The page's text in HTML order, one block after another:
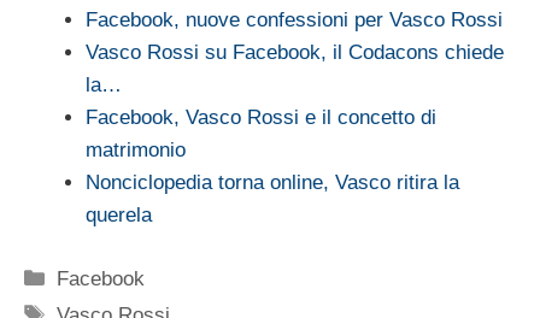
Facebook, nuove confessioni per Vasco Rossi
Vasco Rossi su Facebook, il Codacons chiede
la…
Facebook, Vasco Rossi e il concetto di
matrimonio
Nonciclopedia torna online, Vasco ritira la
querela
Categorie
Facebook
Tag